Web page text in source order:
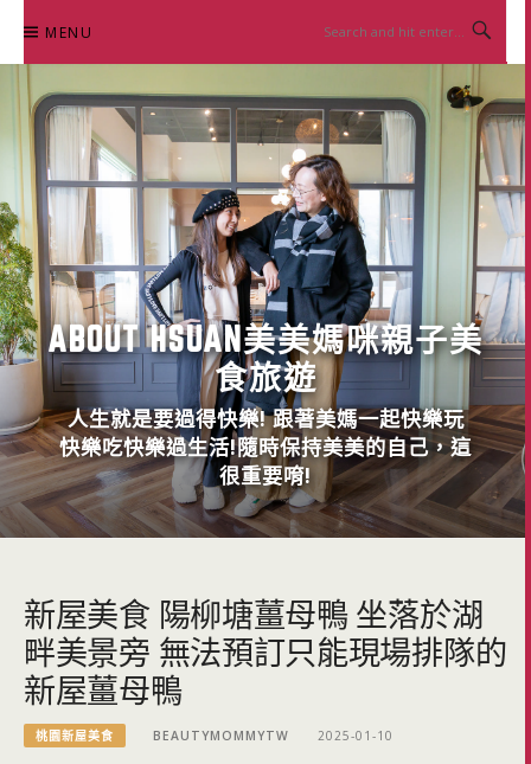
content
MENU
ABOUT HSUAN美美媽咪親子美
食旅遊
人生就是要過得快樂! 跟著美媽一起快樂玩
快樂吃快樂過生活!隨時保持美美的自己，這
很重要唷!
新屋美食 陽柳塘薑母鴨 坐落於湖
畔美景旁 無法預訂只能現場排隊的
新屋薑母鴨
桃園新屋美食 BEAUTYMOMMYTW 2025-01-10